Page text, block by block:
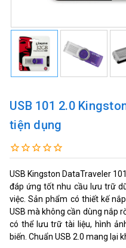
USB 101 2.0
tiện dụng
USB Kingston DataTraveler
đáp ứng tốt nhu cầu lưu trữ
việc. Sản phẩm có thiết kế
USB mà không cần dùng nắp
có thể lưu trữ tài liệu, hình
biến. Chuẩn USB 2.0 mang lại